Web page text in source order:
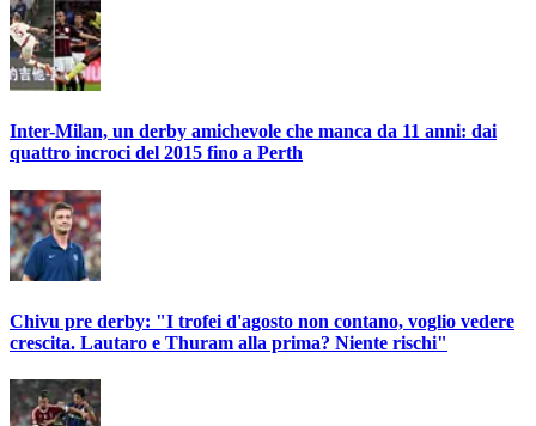
Inter-Milan, un derby amichevole che manca da 11 anni: dai
quattro incroci del 2015 fino a Perth
Chivu pre derby: "I trofei d'agosto non contano, voglio vedere
crescita. Lautaro e Thuram alla prima? Niente rischi"